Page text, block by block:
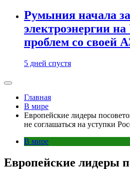
Румыния начала
электроэнергии
проблем со своей
5 дней спустя
Главная
В мире
Европейские лидеры
не соглашаться на уступки
В мире
Европейские лидеры